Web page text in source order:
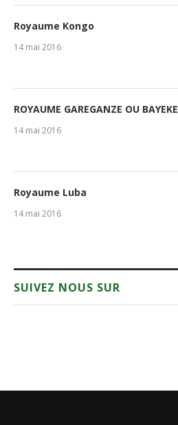
Royaume Kongo
14 mai 2016
ROYAUME GAREGANZE OU BAYEKE
14 mai 2016
Royaume Luba
14 mai 2016
SUIVEZ NOUS SUR